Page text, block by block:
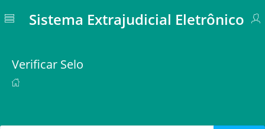
Sistema Extrajudicial Eletrônico
Verificar Selo